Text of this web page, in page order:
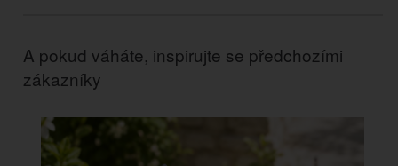
A pokud váháte, inspirujte se předchozími
zákazníky